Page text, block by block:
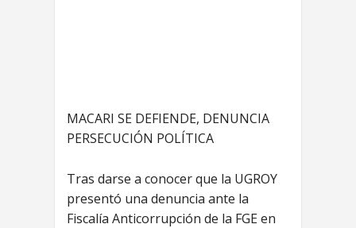
MACARI SE DEFIENDE, DENUNCIA
PERSECUCIÓN POLÍTICA
Tras darse a conocer que la UGROY
presentó una denuncia ante la
Fiscalía Anticorrupción de la FGE en